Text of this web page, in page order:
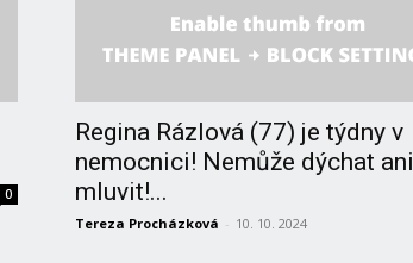
0
Regina Rázlová (77) je týdny v
nemocnici! Nemůže dýchat ani
mluvit!...
Tereza Procházková - 10. 10. 2024